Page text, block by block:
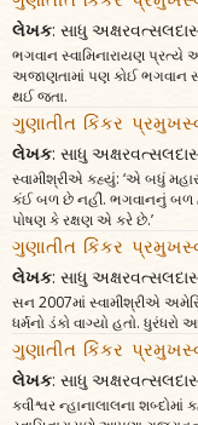
લેખક: સાધુ
ભગવાન સ્વામિનારાયણ પ્રત્યે
અજાણતામાં પણ કોઈ ભગવાન
થઈ જતા.
ગુણાતીત કિંકર
લેખક: સાધુ
સ્વામીશ્રીએ કહ્યું: ‘એ બધું
કંઈ બળ છે નહીં. ભગવાનનું બળ
પોષણ કે રક્ષણ એ કરે છે.’
ગુણાતીત કિંકર
લેખક: સાધુ
સન 2007માં સ્વામીશ્રીએ
ધર્મનો ડંકો વાગ્યો હતો.
ગુણાતીત કિંકર
લેખક: સાધુ
કવીશ્વર ન્હાનાલાલના